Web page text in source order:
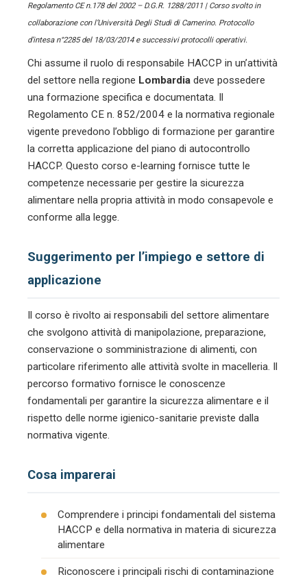
Regolamento CE n.178 del 2002 – D.G.R. 1288/2011 | Corso svolto in
collaborazione con l’Università Degli Studi di Camerino. Protocollo
d’intesa n°2285 del 18/03/2014 e successivi protocolli operativi.
Chi assume il ruolo di responsabile HACCP in un’attività
del settore nella regione Lombardia deve possedere
una formazione specifica e documentata. Il
Regolamento CE n. 852/2004 e la normativa regionale
vigente prevedono l’obbligo di formazione per garantire
la corretta applicazione del piano di autocontrollo
HACCP. Questo corso e-learning fornisce tutte le
competenze necessarie per gestire la sicurezza
alimentare nella propria attività in modo consapevole e
conforme alla legge.
Suggerimento per l’impiego e settore di
applicazione
Il corso è rivolto ai responsabili del settore alimentare
che svolgono attività di manipolazione, preparazione,
conservazione o somministrazione di alimenti, con
particolare riferimento alle attività svolte in macelleria. Il
percorso formativo fornisce le conoscenze
fondamentali per garantire la sicurezza alimentare e il
rispetto delle norme igienico-sanitarie previste dalla
normativa vigente.
Cosa imparerai
Comprendere i principi fondamentali del sistema
HACCP e della normativa in materia di sicurezza
alimentare
Riconoscere i principali rischi di contaminazione